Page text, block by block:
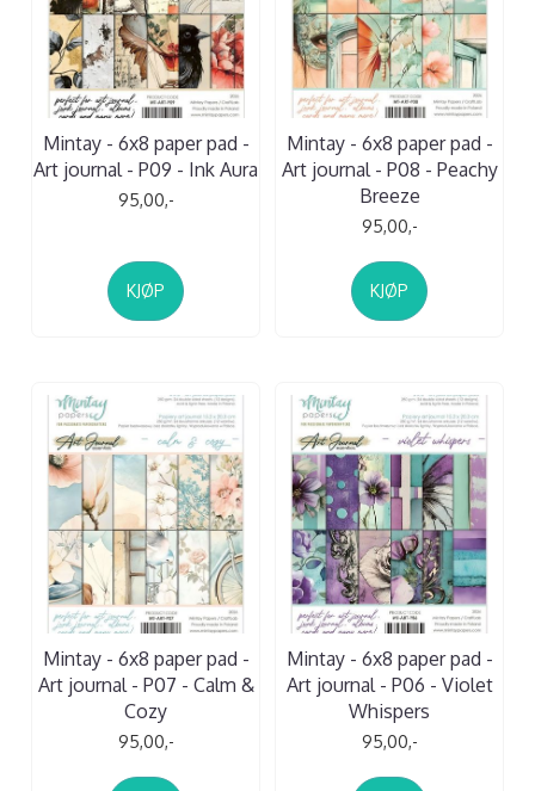
Mintay - 6x8 paper pad -
Art journal - P09 - Ink Aura
95,00,-
KJØP
Mintay - 6x8 paper pad -
Art journal - P08 - Peachy
Breeze
95,00,-
KJØP
Mintay - 6x8 paper pad -
Art journal - P07 - Calm &
Cozy
95,00,-
Mintay - 6x8 paper pad -
Art journal - P06 - Violet
Whispers
95,00,-